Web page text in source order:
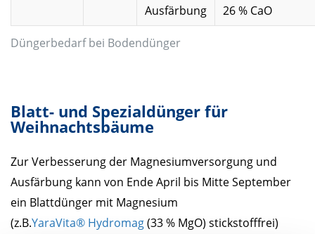
Düngerbedarf bei Bodendünger
Ausfärbung
26 % CaO
Blatt- und Spezialdünger für
Weihnachtsbäume
Zur Verbesserung der Magnesiumversorgung und
Ausfärbung kann von Ende April bis Mitte September
ein Blattdünger mit Magnesium
(z.B.YaraVita® Hydromag(33 % MgO) stickstofffrei)